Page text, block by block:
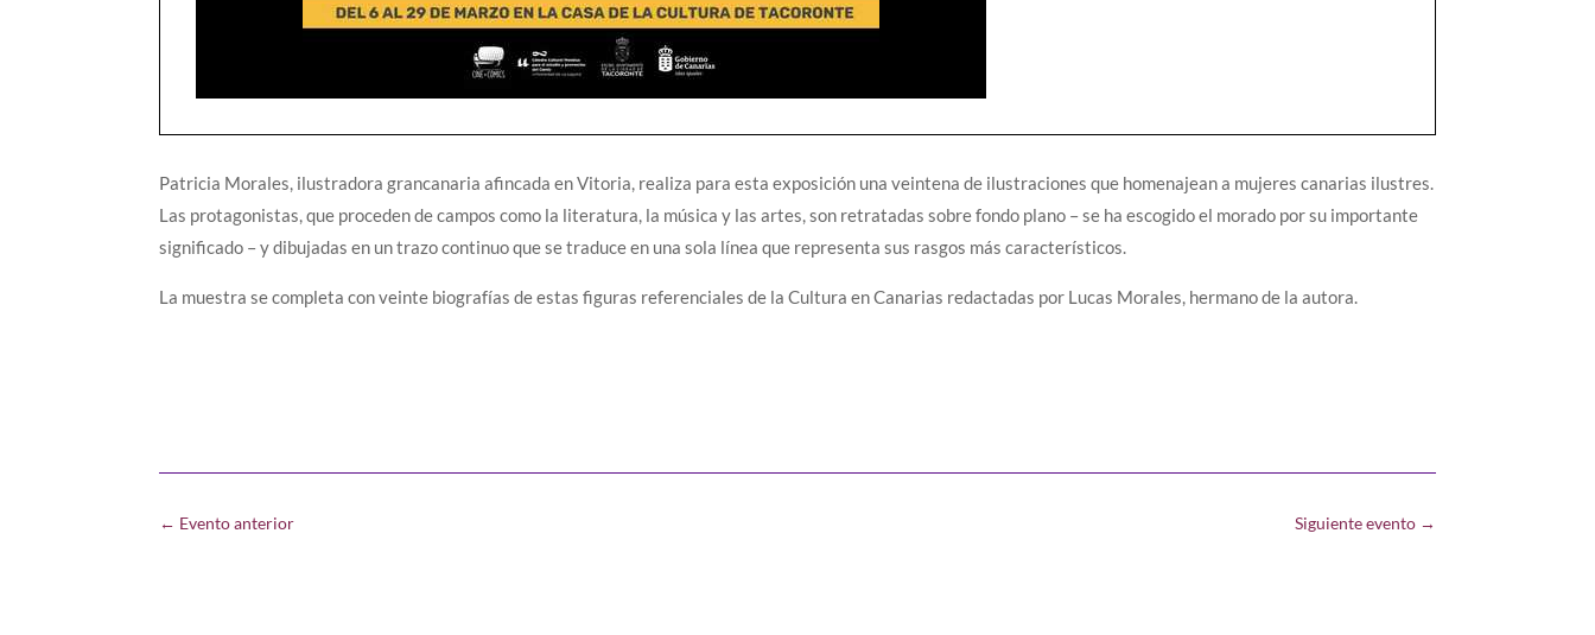
Patricia Morales, ilustradora grancanaria afincada en Vitoria, realiza para esta exposición una veintena de ilustraciones que homenajean a mujeres canarias ilustres.
Las protagonistas, que proceden de campos como la literatura, la música y las artes, son retratadas sobre fondo plano – se ha escogido el morado por su importante
significado – y dibujadas en un trazo continuo que se traduce en una sola línea que representa sus rasgos más característicos.
La muestra se completa con veinte biografías de estas figuras referenciales de la Cultura en Canarias redactadas por Lucas Morales, hermano de la autora.
← Evento anterior Siguiente evento→